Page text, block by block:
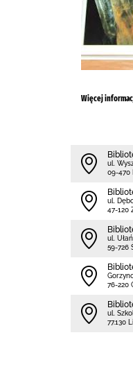
Więcej
ul.
09-470
ul.
47-120
ul.
59-726
76-220
ul.
77.130